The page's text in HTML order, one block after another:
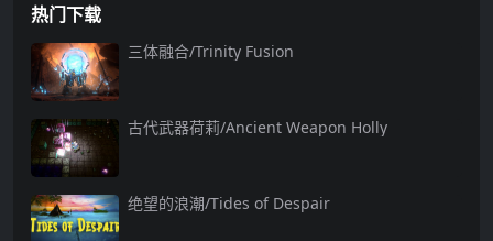
热门下载
三体融合/Trinity Fusion
古代武器荷莉/Ancient Weapon Holly
绝望的浪潮/Tides of Despair